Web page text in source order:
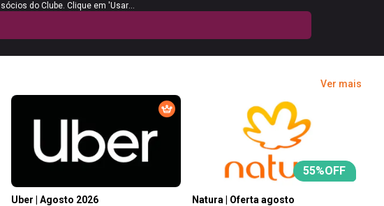
sócios do Clube. Clique em 'Usar
assinante ZH", que possui o desconto
benefício', para a compra de dois
pagamento.
Ver mais
Uber | Agosto 2026
55%OFF
Natura | Oferta agosto